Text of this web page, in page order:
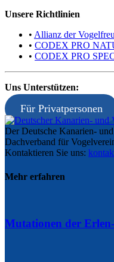
Unsere Richtlinien
• Allianz der
• CODEX PRO
• CODEX PRO
Uns Unterstützen:
Für Privatpersonen
Der Deutsche Kanarien-
Dachverband für
Kontaktieren Sie uns:
Mehr erfahren
Mutationen der